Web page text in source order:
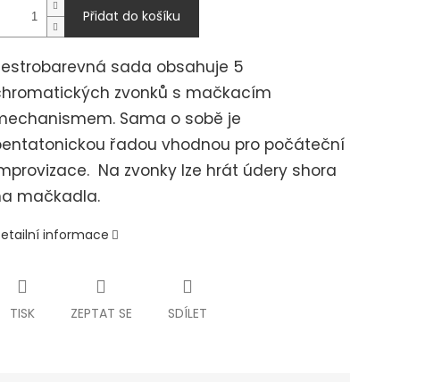
Přidat do košíku
sada obsahuje 5
zvonků s mačkacím
Sama o sobě je
řadou vhodnou pro počáteční
Na zvonky lze hrát údery shora
mačkadla.
informace
TISK ZEPTAT SE SDÍLET